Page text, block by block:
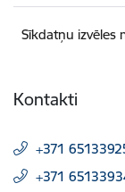
Sīkdatņu izvēles
Kontakti
+371
+371